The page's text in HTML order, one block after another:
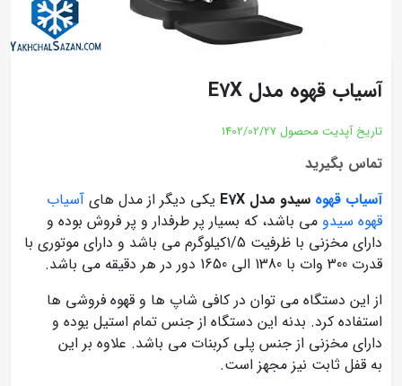
آسیاب قهوه مدل E7X
تاریخ آپدیت محصول 1402/02/27
تماس بگیرید
آسیاب قهوه سیدو مدل E7X یکی دیگر از مدل های آسیاب
قهوه سیدو می باشد، که بسیار پر طرفدار و پر فروش بوده و
دارای مخزنی با ظرفیت 1/5کیلوگرم می باشد و دارای موتوری با
قدرت 300 وات با 1380 الی 1650 دور در هر دقیقه می باشد.
از این دستگاه می توان در کافی شاپ ها و قهوه فروشی ها
استفاده کرد. بدنه این دستگاه از جنس تمام استیل یوده و
دارای مخزنی از جنس پلی کربنات می باشد. علاوه بر این
به قفل ثابت نیز مجهز است.